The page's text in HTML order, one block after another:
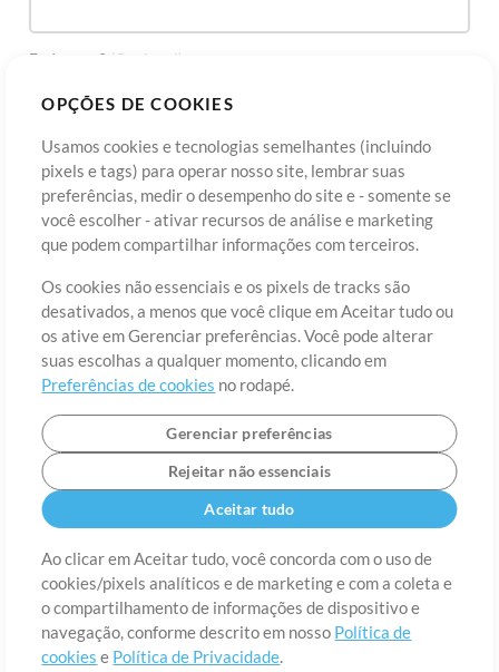
OPÇÕES DE COOKIES
Usamos cookies e tecnologias semelhantes (incluindo
pixels e tags) para operar nosso site, lembrar suas
preferências, medir o desempenho do site e - somente se
você escolher - ativar recursos de análise e marketing
que podem compartilhar informações com terceiros.
Os cookies não essenciais e os pixels de tracks são
desativados, a menos que você clique em Aceitar tudo ou
os ative em Gerenciar preferências. Você pode alterar
suas escolhas a qualquer momento, clicando em
Preferências de cookies no rodapé.
Gerenciar preferências
Rejeitar não essenciais
Aceitar tudo
Ao clicar em Aceitar tudo, você concorda com o uso de
cookies/pixels analíticos e de marketing e com a coleta e
o compartilhamento de informações de dispositivo e
navegação, conforme descrito em nosso Política de
cookies e Política de Privacidade.
Endereço 2 (Opcional)
Cidade
País CEP
Estado Idioma
Sobre Termos de Uso Política de Privacidade
Preferências de
cookies
Contato
©2006-2026 por MultiTracks LLC. Todos os Direitos Reservados.